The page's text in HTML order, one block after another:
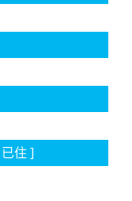
住 ]